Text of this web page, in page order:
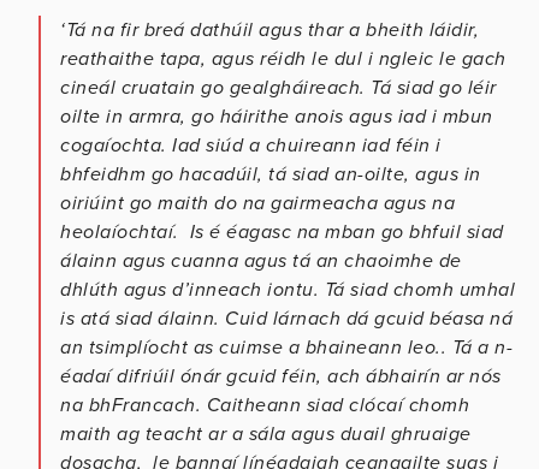
‘Tá na fir breá dathúil agus thar a bheith láidir,
reathaithe tapa, agus réidh le dul i ngleic le gach
cineál cruatain go gealgháireach. Tá siad go léir
oilte in armra, go háirithe anois agus iad i mbun
cogaíochta. Iad siúd a chuireann iad féin i
bhfeidhm go hacadúil, tá siad an-oilte, agus in
oiriúint go maith do na gairmeacha agus na
heolaíochtaí. Is é éagasc na mban go bhfuil siad
álainn agus cuanna agus tá an chaoimhe de
dhlúth agus d’inneach iontu. Tá siad chomh umhal
is atá siad álainn. Cuid lárnach dá gcuid béasa ná
an tsimplíocht as cuimse a bhaineann leo.. Tá a n-
éadaí difriúil ónár gcuid féin, ach ábhairín ar nós
na bhFrancach. Caitheann siad clócaí chomh
maith ag teacht ar a sála agus duail ghruaige
dosacha, le bannaí línéadaigh ceangailte suas i